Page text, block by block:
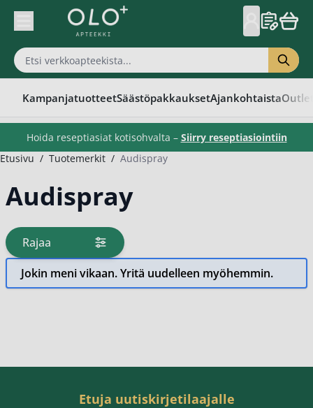
Skip to Content
KampanjatuotteetSäästöpakkauksetAjankohtaista
Hoida reseptiasiat kotisohvalta – Siirry reseptiasiointiin
Etusivu / Tuotemerkit / Audispray
Audispray
Rajaa
tuotteita
Jokin meni vikaan. Yritä uudelleen myöhemmin.
Etuja uutiskirjetilaajalle